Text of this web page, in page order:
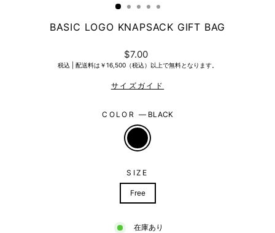
BASIC LOGO KNAPSACK GIFT BAG
Regular
price
$7.00
税込 | 配送料は￥16,500（税込）以上で無料となります。
COLOR — BLACK
SIZE
Free
在庫あり